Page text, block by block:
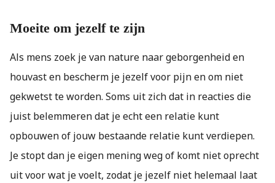
Moeite om jezelf te zijn
Als mens zoek je van nature naar geborgenheid en
houvast en bescherm je jezelf voor pijn en om niet
gekwetst te worden. Soms uit zich dat in reacties die
juist belemmeren dat je echt een relatie kunt
opbouwen of jouw bestaande relatie kunt verdiepen.
Je stopt dan je eigen mening weg of komt niet oprecht
uit voor wat je voelt, zodat je jezelf niet helemaal laat